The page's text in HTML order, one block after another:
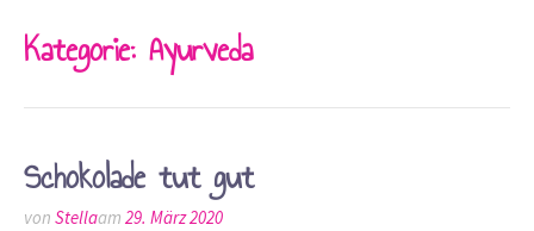
Kategorie: Ayurveda
Schokolade tut gut
von Stellaam 29. März 2020